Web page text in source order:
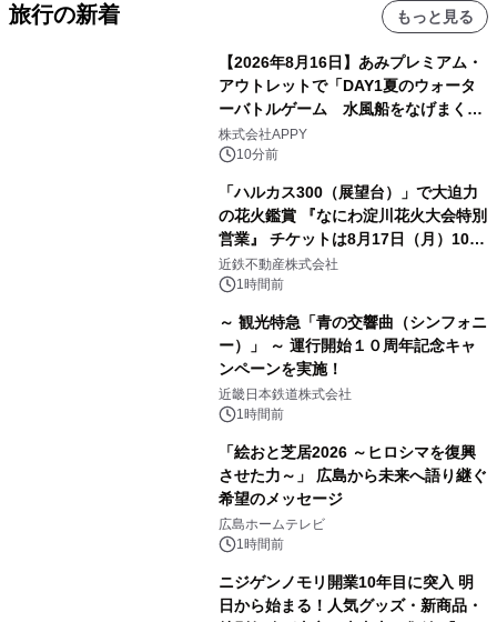
旅行の新着 もっと見る
【2026年8月16日】あみプレミアム・
アウトレットで「DAY1夏のウォータ
ーバトルゲーム 水風船をなげまくろ
う！」を開催
株式会社APPY
10分前
「ハルカス300（展望台）」で大迫力
の花火鑑賞 『なにわ淀川花火大会特別
営業』 チケットは8月17日（月）10時
00分から販売開始！
近鉄不動産株式会社
1時間前
～ 観光特急「青の交響曲（シンフォニ
ー）」 ～ 運行開始１０周年記念キャ
ンペーンを実施！
近畿日本鉄道株式会社
1時間前
「絵おと芝居2026 ～ヒロシマを復興
させた力～」 広島から未来へ語り継ぐ
希望のメッセージ
広島ホームテレビ
1時間前
ニジゲンノモリ開業10年目に突入 明
日から始まる！人気グッズ・新商品・